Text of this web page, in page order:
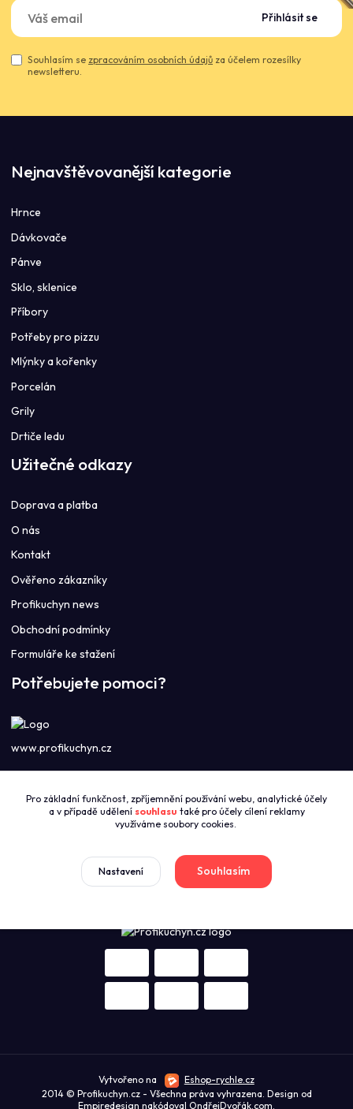
Přihlásit se
Souhlasím se zpracováním osobních údajů za účelem rozesílky
newsletteru.
Nejnavštěvovanější kategorie
Hrnce
Dávkovače
Pánve
Sklo, sklenice
Příbory
Potřeby pro pizzu
Mlýnky a kořenky
Porcelán
Grily
Drtiče ledu
Užitečné odkazy
Doprava a platba
O nás
Kontakt
Ověřeno zákazníky
Profikuchyn news
Obchodní podmínky
Formuláře ke stažení
Potřebujete pomoci?
www.profikuchyn.cz
+420774421626
(Po-Pá 8:00-16:00)
sales@profikuchyn.cz
2014 © Profikuchyn.cz - Všechna práva vyhrazena. Design od
Empiredesign nakódoval OndřejDvořák.com
Vytvořeno na Eshop-rychle.cz
Pro základní funkčnost, zpříjemnění používání webu, analytické účely
a v případě udělení souhlasu také pro účely cílení reklamy
využíváme soubory cookies.
Nastavení Souhlasím